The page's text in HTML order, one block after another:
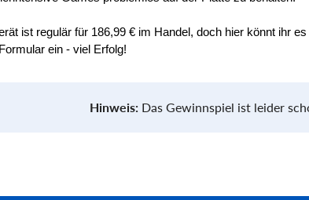
ist regulär für 186,99 € im Handel, doch hier könnt ihr
ein - viel Erfolg!
Hinweis: Das Gewinnspiel ist leider